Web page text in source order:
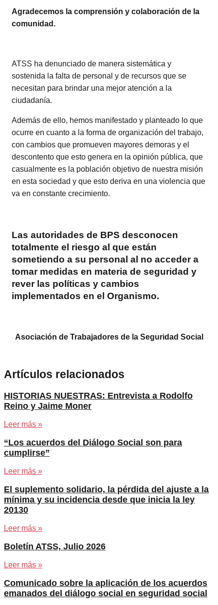
Agradecemos la comprensión y colaboración de la
comunidad.
ATSS ha denunciado de manera sistemática y
sostenida la falta de personal y de recursos que se
necesitan para brindar una mejor atención a la
ciudadanía.
Además de ello, hemos manifestado y planteado lo que
ocurre en cuanto a la forma de organización del trabajo,
con cambios que promueven mayores demoras y el
descontento que esto genera en la opinión pública, que
casualmente es la población objetivo de nuestra misión
en esta sociedad y que esto deriva en una violencia que
va en constante crecimiento.
Las autoridades de BPS desconocen
totalmente el riesgo al que están
sometiendo a su personal al no acceder a
tomar medidas en materia de seguridad y
rever las políticas y cambios
implementados en el Organismo.
Asociación de Trabajadores de la Seguridad Social
Artículos relacionados
HISTORIAS NUESTRAS: Entrevista a Rodolfo
Reino y Jaime Moner
Leer más »
“Los acuerdos del Diálogo Social son para
cumplirse”
Leer más »
El suplemento solidario, la pérdida del ajuste a la
mínima y su incidencia desde que inicia la ley
20130
Leer más »
Boletín ATSS, Julio 2026
Leer más »
Comunicado sobre la aplicación de los acuerdos
emanados del diálogo social en seguridad social